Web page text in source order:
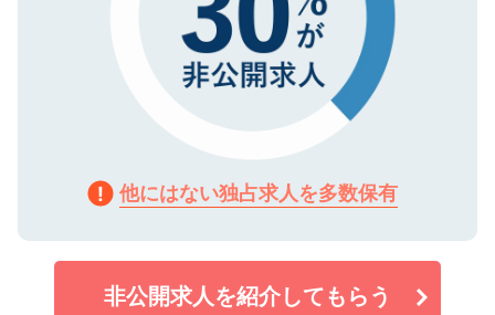
他にはない独占求人を多数保有
非公開求人を紹介してもらう